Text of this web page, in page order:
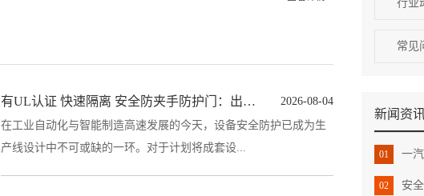
行业
常见
新闻资
01 一
02 安全
有UL认证 快速隔离 安全防夹手防护门：出口北美的合规之选
2026-08-04
在工业自动化与智能制造高速发展的今天，设备安全防护已成为生
产线设计中不可或缺的一环。对于计划将成套设...